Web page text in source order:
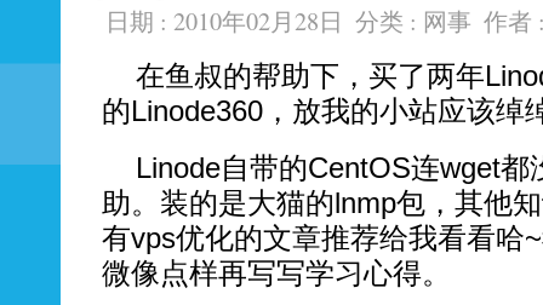
日期 : 2010年02月28日 分类 : 网事 作者
在鱼叔的帮助下，买了两年
的Linode360，放我的小站应该绰
Linode自带的CentOS连wget
助。装的是大猫的lnmp包，其他
有vps优化的文章推荐给我看看哈
微像点样再写写学习心得。